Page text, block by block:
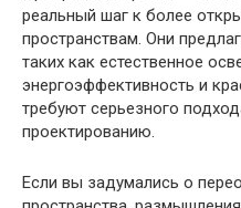
реальный шаг к более
пространствам. Они
таких как естественное
энергоэффективность и
требуют серьезного
проектированию.
Если вы задумались о